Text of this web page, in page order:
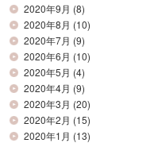
2020年9月 (8)
2020年8月 (10)
2020年7月 (9)
2020年6月 (10)
2020年5月 (4)
2020年4月 (9)
2020年3月 (20)
2020年2月 (15)
2020年1月 (13)